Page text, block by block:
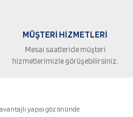
MÜŞTERİ HİZMETLERİ
Mesai saatleride müşteri
hizmetlerimizle görüşebilirsiniz.
yapısı göz önünde